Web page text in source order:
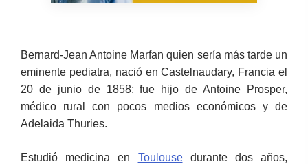
Bernard-Jean Antoine Marfan quien sería más tarde un
eminente pediatra, nació en Castelnaudary, Francia el
20 de junio de 1858; fue hijo de Antoine Prosper,
médico rural con pocos medios económicos y de
Adelaida Thuries.
Estudió medicina en Toulousedurante dos años,